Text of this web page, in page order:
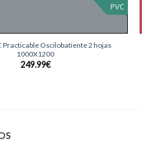
PVC
Practicable Oscilobatiente 2 hojas
1000X1200
249.99€